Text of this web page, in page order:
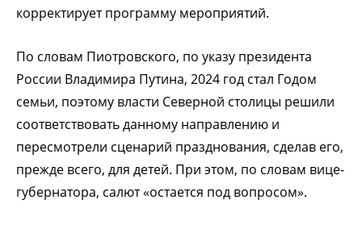
корректирует программу мероприятий.
По словам Пиотровского, по указу президента
России Владимира Путина, 2024 год стал Годом
семьи, поэтому власти Северной столицы решили
соответствовать данному направлению и
пересмотрели сценарий празднования, сделав его,
прежде всего, для детей. При этом, по словам вице-
губернатора, салют «остается под вопросом».